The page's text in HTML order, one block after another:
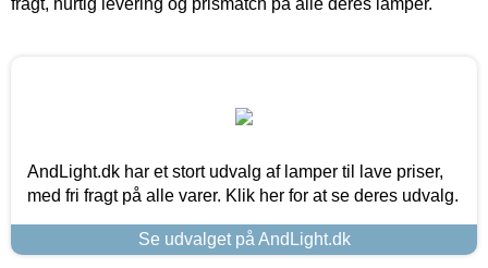
AndLight.dk har et stort udvalg af lamper til lave priser,
med fri fragt på alle varer. Klik her for at se deres udvalg.
Se udvalget på AndLight.dk